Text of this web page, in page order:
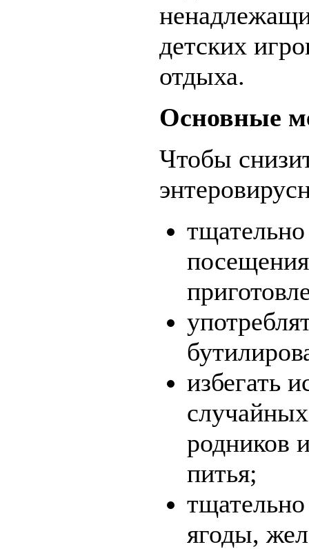
детских
отдыха.
Основные
Чтобы
избегать
родников
питья;
ягоды,